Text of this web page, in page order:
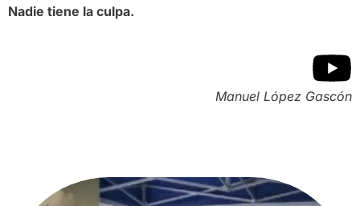
Nadie tiene la culpa.
Manuel López Gascón